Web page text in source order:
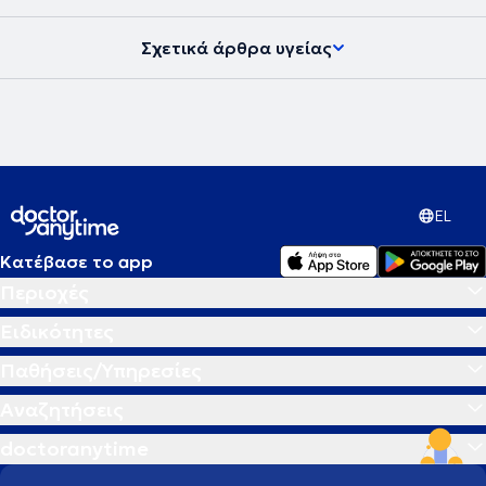
Σχετικά άρθρα υγείας
EL
Κατέβασε το app